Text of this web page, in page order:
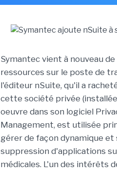
Symantec vient à nouveau
ressources sur le poste de
l'éditeur nSuite, qu'il a
cette société privée
oeuvre dans son logiciel
Management, est utilisée
gérer de façon dynamique
suppression d'applications
médicales. L'un des intérêts